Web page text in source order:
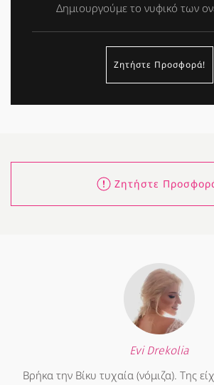
Δημιουργούμε το νυφικό των
Ζητήστε Προσφορά!
Ζητήστε
Evi Drekolia
Βρήκα την Βίκυ τυχαία (νόμιζα). Της